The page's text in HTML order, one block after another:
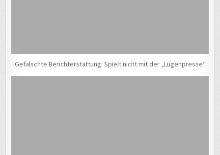
Gefälschte Berichterstattung: Spielt nicht mit der „Lügenpresse“